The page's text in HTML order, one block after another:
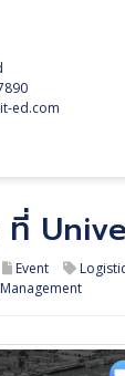
ed.com
ที่
Event